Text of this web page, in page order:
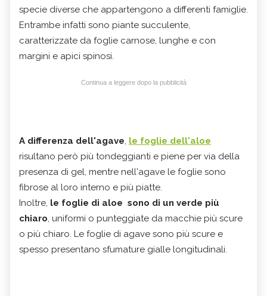
specie diverse che appartengono a differenti famiglie.
Entrambe infatti sono piante succulente,
caratterizzate da foglie carnose, lunghe e con
margini e apici spinosi.
Continua a leggere dopo la pubblicità
A differenza dell'agave, le foglie dell'aloe
risultano però più tondeggianti e piene per via della
presenza di gel, mentre nell'agave le foglie sono
fibrose al loro interno e più piatte.
Inoltre, le foglie di aloe sono di un verde più
chiaro, uniformi o punteggiate da macchie più scure
o più chiaro. Le foglie di agave sono più scure e
spesso presentano sfumature gialle longitudinali.